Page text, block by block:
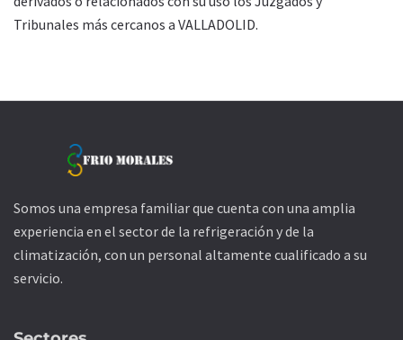
Tribunales más cercanos a VALLADOLID.
Somos una empresa familiar que cuenta con una amplia
experiencia en el sector de la refrigeración y de la
climatización, con un personal altamente cualificado a su
servicio.